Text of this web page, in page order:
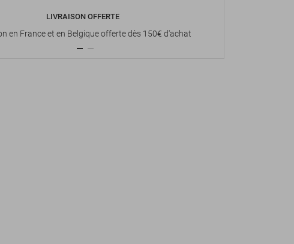
LIVRAISON OFFERTE
en France et en Belgique offerte dès 150€ d'achat